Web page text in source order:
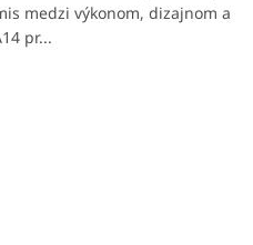
medzi výkonom, dizajnom a
pr...